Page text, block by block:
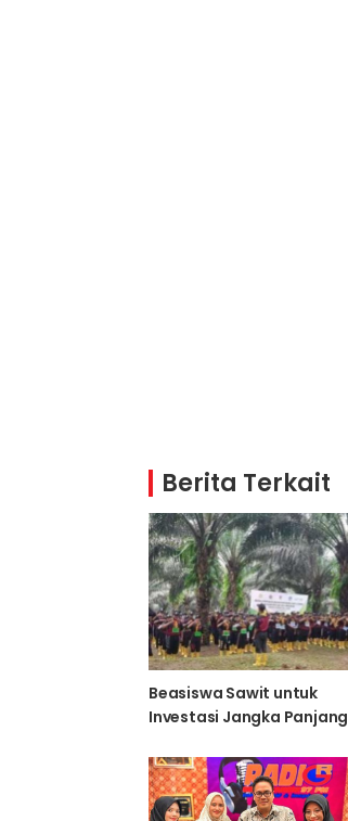
Berita Terkait
Beasiswa Sawit untuk
Investasi Jangka Panjang